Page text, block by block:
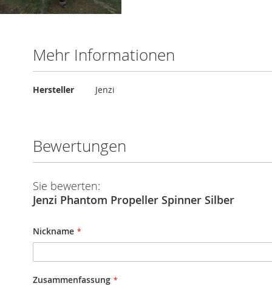
Mehr Informationen
Mehr
Hersteller Jenzi
Bewertungen
Sie bewerten:
Jenzi Phantom Propeller Spinner Silber
Nickname
Zusammenfassung